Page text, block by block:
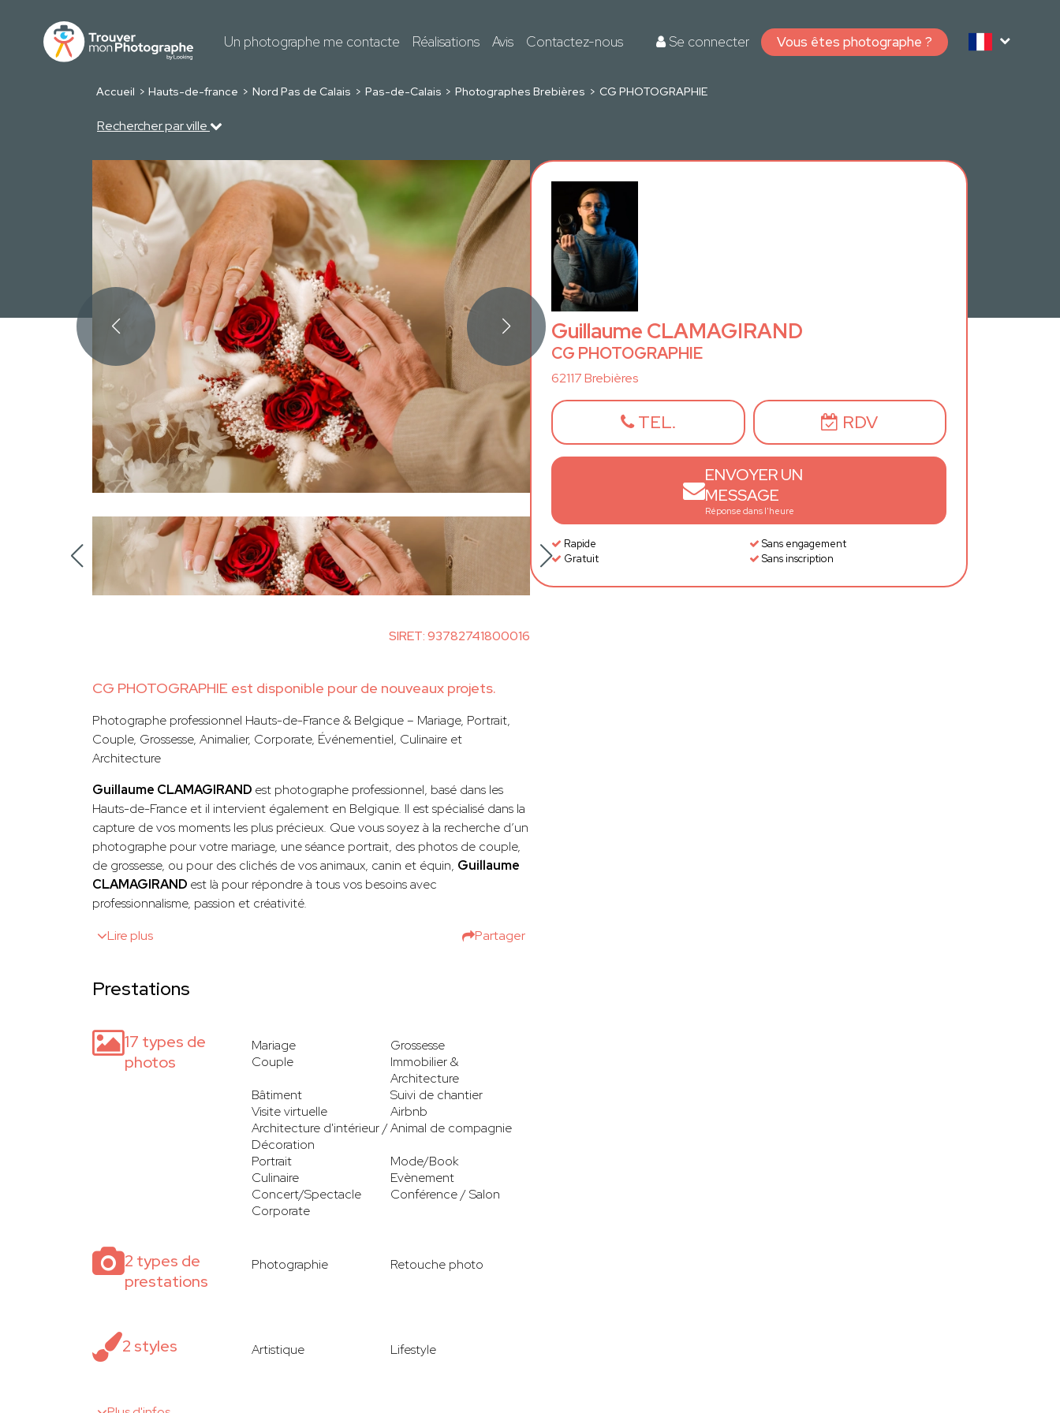
Un photographe me contacte Réalisations Avis Contactez-nous Se connecter Vous êtes photographe ?
Accueil Hauts-de-france Nord Pas de Calais Pas-de-Calais Photographes Brebières CG PHOTOGRAPHIE
Rechercher par ville
SIRET: 93782741800016
CG PHOTOGRAPHIE est disponible pour de nouveaux projets.
Photographe professionnel Hauts-de-France & Belgique – Mariage, Portrait,
Couple, Grossesse, Animalier, Corporate, Événementiel, Culinaire et
Architecture
Guillaume CLAMAGIRAND est photographe professionnel, basé dans les
Hauts-de-France et il intervient également en Belgique. Il est spécialisé dans la
capture de vos moments les plus précieux. Que vous soyez à la recherche d’un
photographe pour votre mariage, une séance portrait, des photos de couple,
de grossesse, ou pour des clichés de vos animaux, canin et équin, Guillaume
CLAMAGIRAND est là pour répondre à tous vos besoins avec
professionnalisme, passion et créativité.
Lire plus
Partager
Prestations
17 types de
photos
Mariage
Grossesse
Couple
Immobilier &
Architecture
Bâtiment
Suivi de chantier
Visite virtuelle
Airbnb
Architecture d'intérieur /
Décoration
Animal de compagnie
Portrait
Mode/Book
Culinaire
Evènement
Concert/Spectacle
Conférence / Salon
Corporate
2 types de
prestations
Photographie Retouche photo
2 styles Artistique Lifestyle
Guillaume CLAMAGIRAND
CG PHOTOGRAPHIE
62117 Brebières
TEL. RDV
ENVOYER UN
MESSAGE
Réponse dans l'heure
Rapide
Sans engagement
Gratuit
Sans inscription